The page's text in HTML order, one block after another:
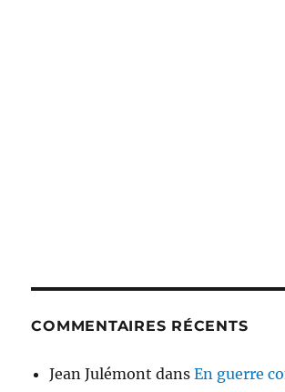
COMMENTAIRES RÉCENTS
Jean Julémont dansEn guerre